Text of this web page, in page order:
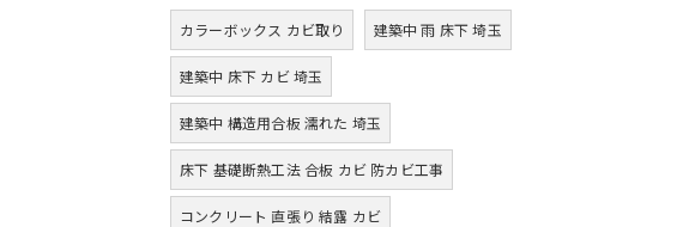
カラーボックス カビ取り 建築中 雨 床下 埼玉
建築中 床下 カビ 埼玉
建築中 構造用合板 濡れた 埼玉
床下 基礎断熱工法 合板 カビ 防カビ工事
コンクリート 直張り 結露 カビ